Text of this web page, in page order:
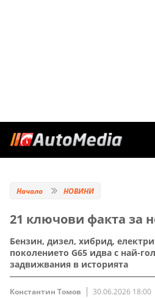
Начало НОВИНИ
21 ключови факта за
Бензин, дизел, хибрид,
поколението G65 идва с най-
задвижвания в историята
Константин Томов 30.06.2026 18:00